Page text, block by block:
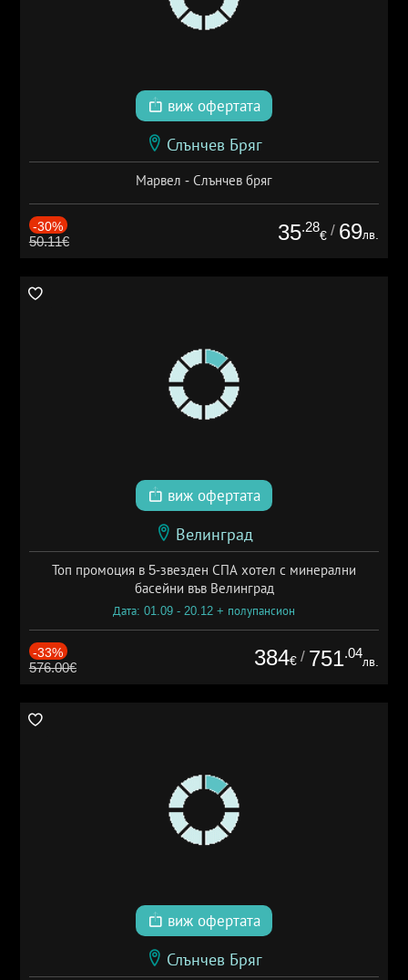
виж офертата
Слънчев Бряг
Марвел - Слънчев бряг
-30%
50.11€ 35.28
€ / 69лв.
виж офертата
Велинград
Топ промоция в 5-звезден СПА хотел с минерални
басейни във Велинград
Дата: 01.09 - 20.12 + полупансион
-33%
576.00€ 384€ / 751.04
лв.
виж офертата
Слънчев Бряг